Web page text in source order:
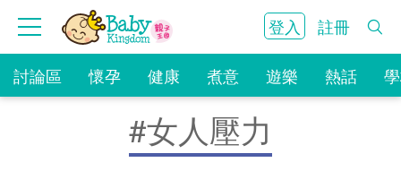
登入 註冊
討論區 懷孕 健康 煮意 遊樂 熱話
#女人壓力